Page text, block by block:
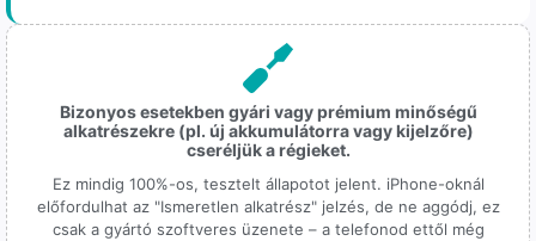
Bizonyos esetekben gyári vagy prémium minőségű
alkatrészekre (pl. új akkumulátorra vagy kijelzőre)
cseréljük a régieket.
Ez mindig 100%-os, tesztelt állapotot jelent. iPhone-oknál
előfordulhat az "Ismeretlen alkatrész" jelzés, de ne aggódj, ez
csak a gyártó szoftveres üzenete – a telefonod ettől még